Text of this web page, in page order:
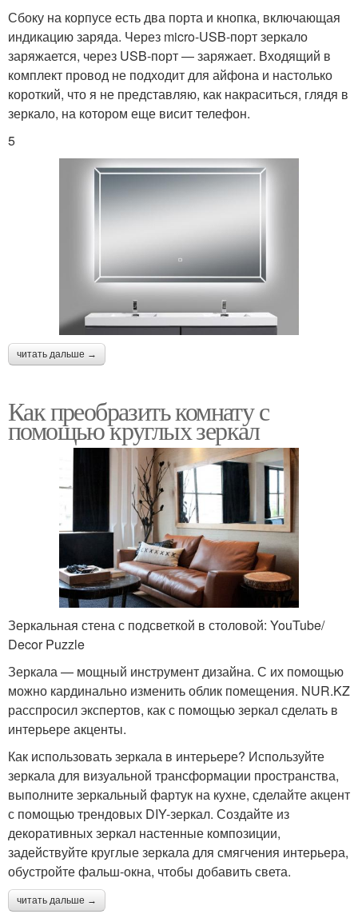
Сбоку на корпусе есть два порта и кнопка, включающая
индикацию заряда. Через micro-USB-порт зеркало
заряжается, через USB-порт — заряжает. Входящий в
комплект провод не подходит для айфона и настолько
короткий, что я не представляю, как накраситься, глядя в
зеркало, на котором еще висит телефон.
5
читать дальше →
Как преобразить комнату с
помощью круглых зеркал
Зеркальная стена с подсветкой в столовой: YouTube/
Decor Puzzle
Зеркала — мощный инструмент дизайна. С их помощью
можно кардинально изменить облик помещения. NUR.KZ
расспросил экспертов, как с помощью зеркал сделать в
интерьере акценты.
Как использовать зеркала в интерьере? Используйте
зеркала для визуальной трансформации пространства,
выполните зеркальный фартук на кухне, сделайте акцент
с помощью трендовых DIY-зеркал. Создайте из
декоративных зеркал настенные композиции,
задействуйте круглые зеркала для смягчения интерьера,
обустройте фальш-окна, чтобы добавить света.
читать дальше →